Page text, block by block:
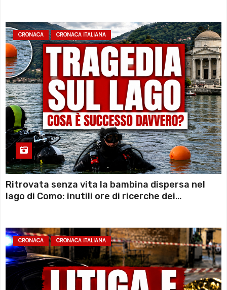
CRONACA CRONACA ITALIANA
Ritrovata senza vita la bambina dispersa nel
lago di Como: inutili ore di ricerche dei
CRONACA CRONACA ITALIANA